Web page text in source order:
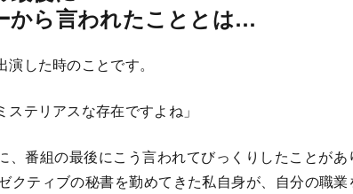
から言われたこととは…
した時のことです。
ステリアスな存在ですよね」
、番組の最後にこう言われてびっくりしたことが
クティブの秘書を勤めてきた私自身が、自分の職